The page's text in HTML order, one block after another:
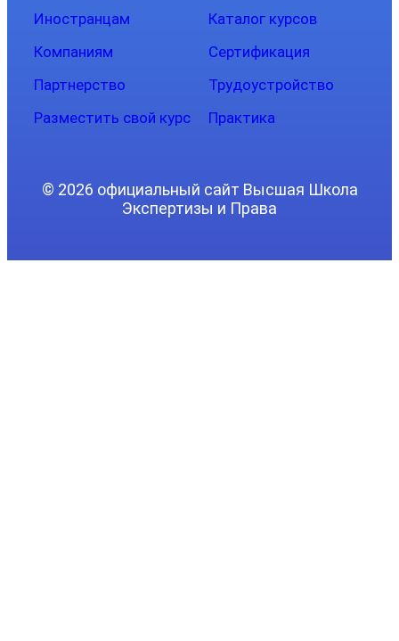
Иностранцам
Компаниям
Партнерство
Разместить свой курс
Каталог курсов
Сертификация
Трудоустройство
Практика
© 2026 официальный сайт Высшая Школа
Экспертизы и Права